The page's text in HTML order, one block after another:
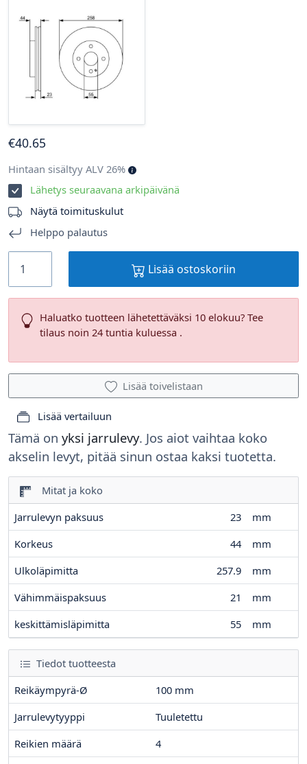
Tämä on yksi jarrulevy. Jos aiot vaihtaa koko
akselin levyt, pitää sinun ostaa kaksi tuotetta.
Mitat ja koko
Jarrulevyn paksuus
23
mm
Korkeus
44
mm
Ulkoläpimitta
257.9
mm
Vähimmäispaksuus
21
mm
keskittämisläpimitta
55 mm
Tiedot tuotteesta
Reikäympyrä-Ø
100 mm
Jarrulevytyyppi
Tuuletettu
Reikien määrä
4
€40.65
Hintaan sisältyy ALV 26%
Lähetys seuraavana arkipäivänä
Näytä toimituskulut
Helppo palautus
Lisää ostoskoriin
Haluatko tuotteen lähetettäväksi 10 elokuu? Tee
tilaus noin 24 tuntia kuluessa .
Lisää toivelistaan
Lisää vertailuun